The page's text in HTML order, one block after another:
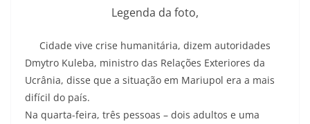
Legenda da foto,
Cidade vive crise humanitária, dizem autoridades
Dmytro Kuleba, ministro das Relações Exteriores da
Ucrânia, disse que a situação em Mariupol era a mais
difícil do país.
Na quarta-feira, três pessoas – dois adultos e uma